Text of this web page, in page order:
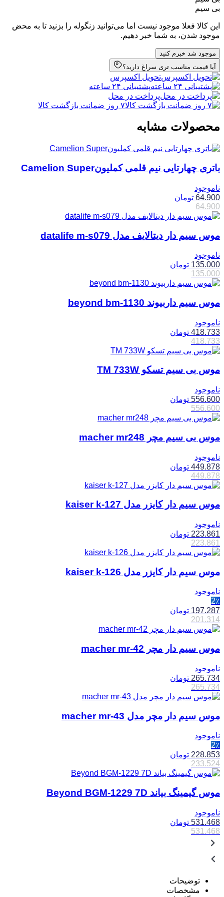
بی سیم
این کالا فعلا موجود نیست اما می‌توانید زنگوله را بزنید تا به محض
موجود شدن، به شما خبر دهیم.
موجود شد خبرم کنید
آیا قیمت مناسب تری سراغ دارید؟
تحویل اکسپرس
پشتیبانی ۲۴ ساعته
پرداخت در محل
۷ روز ضمانت بازگشت کالا
محصولات مشابه
باتری چهارتایی نیم قلمی کملیونCamelion Super
ناموجود
64.900 تومان
64.900
موس سیم دار دیتالایف مدل datalife m-s079
ناموجود
135.000 تومان
135.000
موس سیم داربیوند beyond bm-1130
ناموجود
418.733 تومان
418.733
موس بی سیم تسکو TM 733W
ناموجود
556.600 تومان
556.600
موس بی سیم مچر macher mr248
ناموجود
449.878 تومان
449.878
موس سیم دار کایزر مدل kaiser k-127
ناموجود
223.861 تومان
223.861
موس سیم دار کایزر مدل kaiser k-126
ناموجود
2٪
197.287 تومان
201.314
موس سیم دار مچر macher mr-42
ناموجود
265.734 تومان
265.734
موس سیم دار مچر مدل macher mr-43
ناموجود
2٪
228.853 تومان
233.524
موس گیمینگ بیاند Beyond BGM-1229 7D
ناموجود
531.468 تومان
531.468
توضیحات
مشخصات